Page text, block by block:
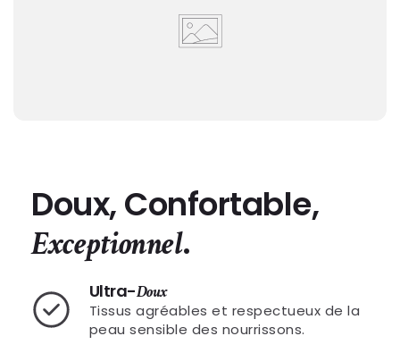
Doux, Confortable,
Exceptionnel.
Ultra-Doux
Tissus agréables et respectueux de la
peau sensible des nourrissons.